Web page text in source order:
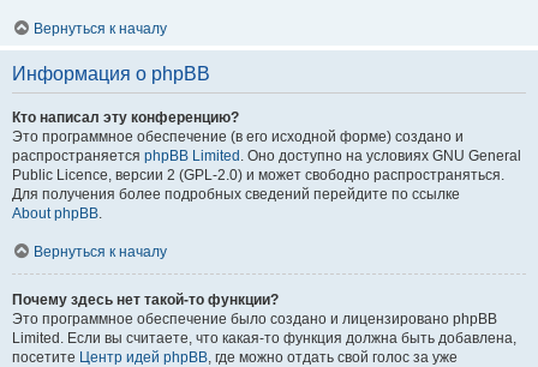
Вернуться к началу
Информация о phpBB
Кто написал эту конференцию?
Это программное обеспечение (в его исходной форме) создано и
распространяется phpBB Limited . Оно доступно на условиях GNU General
Public Licence, версии 2 (GPL-2.0) и может свободно распространяться.
Для получения более подробных сведений перейдите по ссылке
About phpBB.
Вернуться к началу
Почему здесь нет такой-то функции?
Это программное обеспечение было создано и лицензировано phpBB
Limited. Если вы считаете, что какая-то функция должна быть добавлена,
посетите Центр идей phpBB, где можно отдать свой голос за уже